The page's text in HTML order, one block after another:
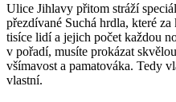
Ulice Jihlavy přitom stráží
přezdívané Suchá hrdla, které
tisíce lidí a jejich počet každou
v pořadí, musíte prokázat
všímavost a pamatováka. Tedy
vlastní.